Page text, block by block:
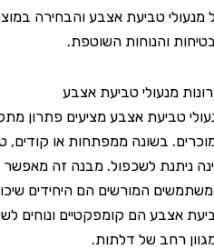
טביעת אצבע והבחירה במוצרים
והנוחות השוטפת.
מנעולי טביעת אצבע
אצבע מציעים פתרון מתקדם
בשונה ממפתחות או קודים,
לשכפול. מבנה זה מאפשר
המורשים הם היחידים שיכולים
הם קומפקטיים ונוחים לשימוש
רחב של דלתות.